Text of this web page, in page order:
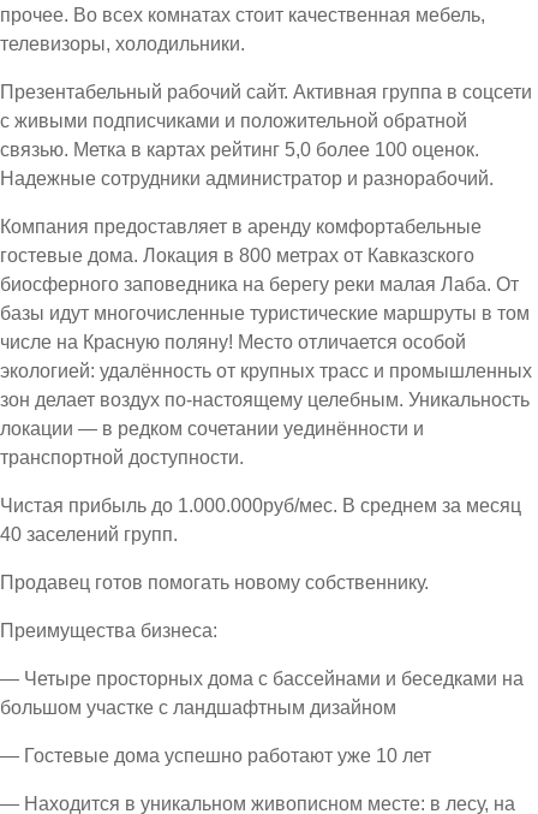
прочее. Во всех комнатах стоит качественная мебель,
телевизоры, холодильники.
Презентабельный рабочий сайт. Активная группа в соцсети
с живыми подписчиками и положительной обратной
связью. Метка в картах рейтинг 5,0 более 100 оценок.
Надежные сотрудники администратор и разнорабочий.
Компания предоставляет в аренду комфортабельные
гостевые дома. Локация в 800 метрах от Кавказского
биосферного заповедника на берегу реки малая Лаба. От
базы идут многочисленные туристические маршруты в том
числе на Красную поляну! Место отличается особой
экологией: удалённость от крупных трасс и промышленных
зон делает воздух по-настоящему целебным. Уникальность
локации — в редком сочетании уединённости и
транспортной доступности.
Чистая прибыль до 1.000.000руб/мес. В среднем за месяц
40 заселений групп.
Продавец готов помогать новому собственнику.
Преимущества бизнеса:
— Четыре просторных дома с бассейнами и беседками на
большом участке с ландшафтным дизайном
— Гостевые дома успешно работают уже 10 лет
— Находится в уникальном живописном месте: в лесу, на